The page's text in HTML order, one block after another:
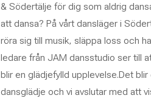
& Södertälje för dig som aldrig
att dansa? På vårt dansläger i
röra sig till musik, släppa loss och
ledare från JAM dansstudio ser till
blir en glädjefylld upplevelse.Det blir
dansglädje och vi avslutar med att